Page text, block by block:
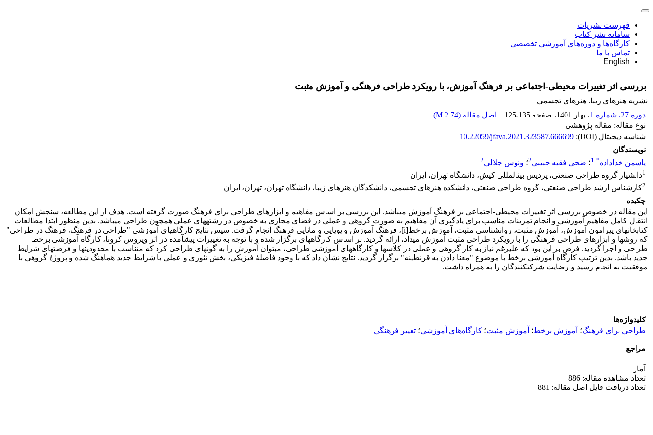
فهرست نشریات
سامانه نشر کتاب
کارگاه‌ها و دوره‌های آموزشی تخصصی
تماس با ما
English
بررسی اثر تغییرات محیطی-اجتماعی بر فرهنگ آموزش، با رویکرد طراحی فرهنگی و آموزش مثبت
نشریه هنرهای زیبا: هنرهای تجسمی
دوره 27، شماره 1
، بهار 1401 ، صفحه 125-135 اصل مقاله (2.74 M
)
نوع مقاله: مقاله پژوهشی
شناسه دیجیتال (DOI):
10.22059/jfava.2021.323587.666699
نویسندگان
یاسمن خداداده*
1؛ ضحی فقیه حبیبی2؛ ونوس جلالی2
1دانشیار گروه طراحی صنعتی، پردیس بینالمللی کیش، دانشگاه تهران، ایران
2کارشناس ارشد طراحی صنعتی، گروه طراحی صنعتی، دانشکده هنرهای تجسمی، دانشکدگان هنرهای زیبا، دانشگاه تهران، تهران، ایران
چکیده
این مقاله در خصوص بررسی اثر تغییرات محیطی-اجتماعی بر فرهنگ آموزش می­باشد. این بررسی بر اساس مفاهیم و ابزارهای طراحی برای فرهنگ صورت گرفته است. هدف از این مطالعه، سنجش امکان
انتقال کامل مفاهیم آموزشی و انجام تمرینات مناسب برای یادگیری آن مفاهیم به صورت گروهی و عملی در فضای مجازی به خصوص در رشته­های عملی همچون طراحی می­باشد. بدین منظور ابتدا مطالعات
کتابخانه­ای پیرامون آموزش، آموزش مثبت، روانشناسی مثبت، آموزش برخط[i]، فرهنگ آموزش و پویایی و مانایی فرهنگ انجام گرفت. سپس نتایج کارگاه­های آموزشی "طراحی در فرهنگ، فرهنگ در طراحی"
که روش­ها و ابزارهای طراحی فرهنگی را با رویکرد طراحی مثبت آموزش می­داد، ارائه گردید. بر اساس کارگاه­های برگزار شده و با توجه به تغییرات پیش­آمده در اثر ویروس کرونا، کارگاه آموزشی برخط
طراحی و اجرا گردید. فرض بر این بود که علی­رغم نیاز به کار گروهی و عملی در کلاس­ها و کارگاه­های آموزشی طراحی، می­توان آموزش را به گونه­ای طراحی کرد که متناسب با محدودیت­ها و فرصت­های شرایط
جدید باشد. بدین ترتیب کارگاه آموزشی برخط با موضوع "معنا دادن به قرنطینه" برگزار گردید. نتایج نشان داد که با وجود فاصلۀ فیزیکی، بخش تئوری و عملی با شرایط جدید هماهنگ شده و پروژۀ گروهی با
موفقیت به انجام رسید و رضایت شرکت­کنندگان را به همراه داشت.
کلیدواژه‌ها
طراحی برای فرهنگ؛ آموزش برخط؛ آموزش مثبت؛ کارگاه‌های آموزشی؛ تغییر فرهنگی
مراجع
آمار
تعداد مشاهده مقاله: 886
تعداد دریافت فایل اصل مقاله: 881